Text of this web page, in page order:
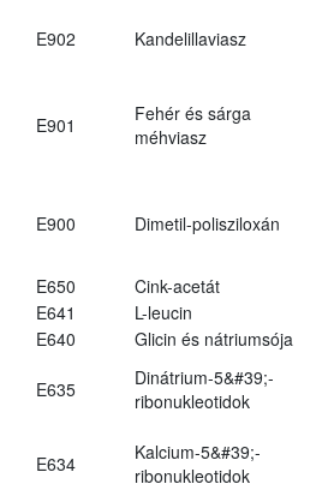
E902 Kandelillaviasz
E901
Fehér és sárga
méhviasz
E900 Dimetil-polisziloxán
E650
Cink-acetát
E641
L-leucin
E640
Glicin és nátriumsója
E635
Dinátrium-5&#39;-
ribonukleotidok
E634
Kalcium-5&#39;-
ribonukleotidok